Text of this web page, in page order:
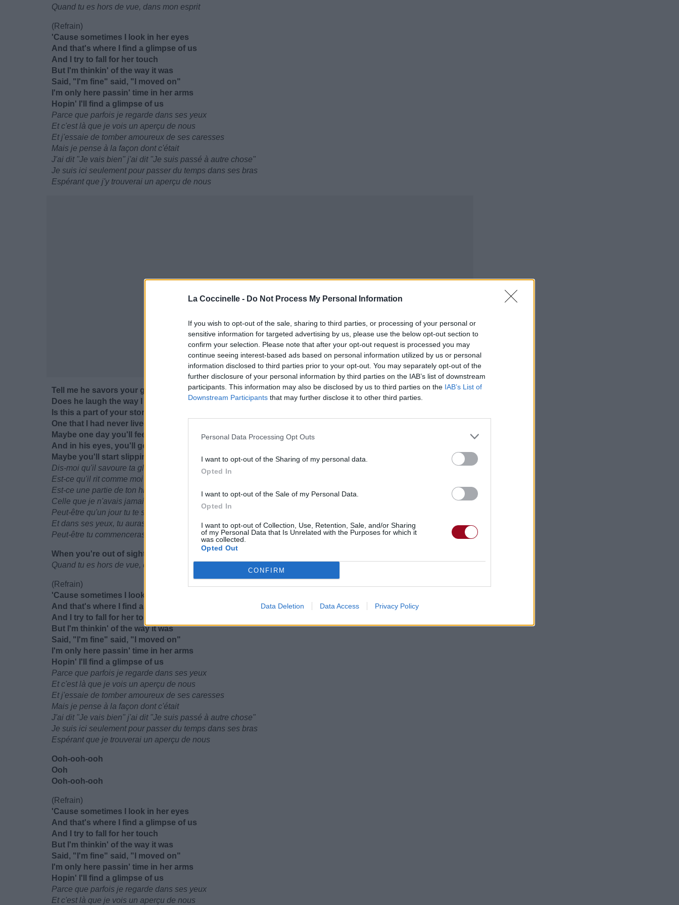
La Coccinelle - Do Not Process My Personal Information
If you wish to opt-out of the sale, sharing to third parties, or processing of your personal or
sensitive information for targeted advertising by us, please use the below opt-out section to
confirm your selection. Please note that after your opt-out request is processed you may
continue seeing interest-based ads based on personal information utilized by us or personal
information disclosed to third parties prior to your opt-out. You may separately opt-out of the
further disclosure of your personal information by third parties on the IAB’s list of downstream
participants. This information may also be disclosed by us to third parties on the IAB’s List of
Downstream Participants that may further disclose it to other third parties.
Personal Data Processing Opt Outs
I want to opt-out of the Sharing of my personal data.
Opted In
I want to opt-out of the Sale of my Personal Data.
Opted In
I want to opt-out of Collection, Use, Retention, Sale, and/or Sharing
of my Personal Data that Is Unrelated with the Purposes for which it
was collected.
Opted Out
CONFIRM
Data Deletion Data Access Privacy Policy
Quand tu es hors de vue, dans mon esprit
(Refrain)
'Cause sometimes I look in her eyes
And that's where I find a glimpse of us
And I try to fall for her touch
But I'm thinkin' of the way it was
Said, "I'm fine" said, "I moved on"
I'm only here passin' time in her arms
Hopin' I'll find a glimpse of us
Parce que parfois je regarde dans ses yeux
Et c'est là que je vois un aperçu de nous
Et j'essaie de tomber amoureux de ses caresses
Mais je pense à la façon dont c'était
J'ai dit "Je vais bien" j'ai dit "Je suis passé à autre chose"
Je suis ici seulement pour passer du temps dans ses bras
Espérant que j'y trouverai un aperçu de nous
Tell me he savors your glory
Does he laugh the way I did?
Is this a part of your story?
One that I had never lived
Maybe one day you'll feel lonely
And in his eyes, you'll get a glimpse
Maybe you'll start slippin' slowly and find me again
Dis-moi qu'il savoure ta gloire
Est-ce qu'il rit comme moi ?
Est-ce une partie de ton histoire ?
Celle que je n'avais jamais vécu
Peut-être qu'un jour tu te sentiras seule
Et dans ses yeux, tu auras un aperçu
Peut-être tu commenceras à partir lentement et à me retrouver
When you're out of sight in my mind
Quand tu es hors de vue, dans mon esprit
(Refrain)
'Cause sometimes I look in her eyes
And that's where I find a glimpse of us
And I try to fall for her touch
But I'm thinkin' of the way it was
Said, "I'm fine" said, "I moved on"
I'm only here passin' time in her arms
Hopin' I'll find a glimpse of us
Parce que parfois je regarde dans ses yeux
Et c'est là que je vois un aperçu de nous
Et j'essaie de tomber amoureux de ses caresses
Mais je pense à la façon dont c'était
J'ai dit "Je vais bien" j'ai dit "Je suis passé à autre chose"
Je suis ici seulement pour passer du temps dans ses bras
Espérant que je trouverai un aperçu de nous
Ooh-ooh-ooh
Ooh
Ooh-ooh-ooh
(Refrain)
'Cause sometimes I look in her eyes
And that's where I find a glimpse of us
And I try to fall for her touch
But I'm thinkin' of the way it was
Said, "I'm fine" said, "I moved on"
I'm only here passin' time in her arms
Hopin' I'll find a glimpse of us
Parce que parfois je regarde dans ses yeux
Et c'est là que je vois un aperçu de nous